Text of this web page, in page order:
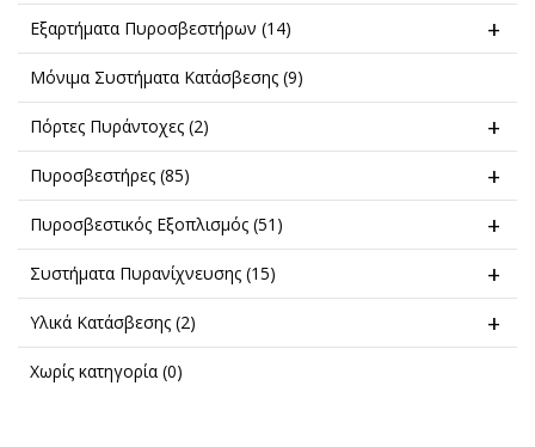
Εξαρτήματα Πυροσβεστήρων (14)
Μόνιμα Συστήματα Κατάσβεσης (9)
Πόρτες Πυράντοχες (2)
Πυροσβεστήρες (85)
Πυροσβεστικός Εξοπλισμός (51)
Συστήματα Πυρανίχνευσης (15)
Υλικά Κατάσβεσης (2)
Χωρίς κατηγορία (0)